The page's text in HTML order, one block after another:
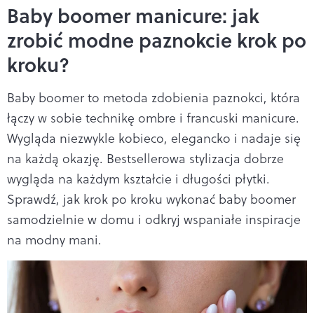
Baby boomer manicure: jak
zrobić modne paznokcie krok po
kroku?
Baby boomer to metoda zdobienia paznokci, która
łączy w sobie technikę ombre i francuski manicure.
Wygląda niezwykle kobieco, elegancko i nadaje się
na każdą okazję. Bestsellerowa stylizacja dobrze
wygląda na każdym kształcie i długości płytki.
Sprawdź, jak krok po kroku wykonać baby boomer
samodzielnie w domu i odkryj wspaniałe inspiracje
na modny mani.